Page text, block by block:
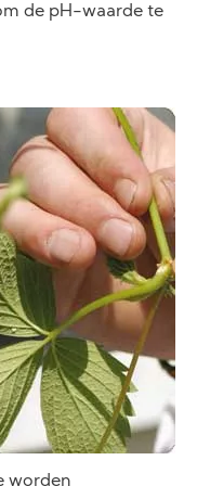
de pH-waarde te
worden